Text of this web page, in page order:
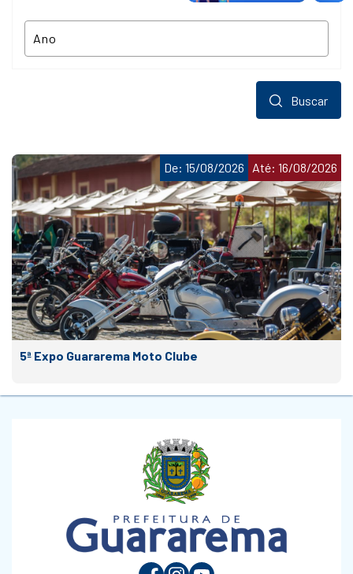
Buscar
5ª Expo Guararema Moto Clube
De: 15/08/2026 Até: 16/08/2026